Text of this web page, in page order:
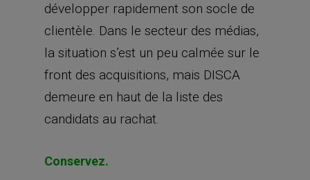
développer rapidement son socle de
clientèle. Dans le secteur des médias,
la situation s’est un peu calmée sur le
front des acquisitions, mais DISCA
demeure en haut de la liste des
candidats au rachat.
Conservez.